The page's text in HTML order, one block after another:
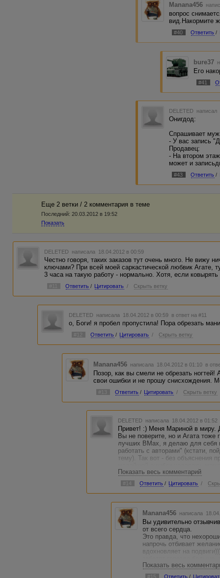
Manana456
вопрос
вид.Накормите
#40 Ответить /
bure37
Его
#41
DELETED
Онигдод:
Спрашивает
- У вас запись
Продавец:
- На втором
может и
#43 Ответить /
Еще 2 ветки / 2 комментария в темe
Последний: 20.03.2012 в 19:52
Показать
DELETED написала 18.04.2012 в 00:59
Честно говоря, таких заказов тут очень много. Не вижу
ключами? При всей моей саркастической любвик Агате,
3 часа на такую работу - нормально. Хотя, если
#11 Ответить / Цитировать / Скрыть ветку
DELETED написала 18.04.2012 в 00:59 в ответ на #11
о, Боги! я пробел пропустила! Пора обрезать
#12 Ответить / Цитировать / Скрыть ветку
Manana456 написала 18.04.2012 в 01:10 в
Позор, как вы смели не обрезать
свои ошибки и не прошу снисхождения.
#13 Ответить / Цитировать / Скрыть ветку
DELETED написала 18.04.2012 в
Привет! :) Меня Мариной в миру.
Вы не поверите, но и Агата тоже
лучших ВМах, я делаю для себя
работать с авторами" (кстати,
тему). Так вот - без объяснения
В противном случае всё
донельзя, ловящий кайф от
стоит - мало ли больных на
Я прекрасно понимаю Вас,
обращаясь к гринсиду. И на
работать не могла - так
хороших, адекватных
Вы не переживайте! У Леди я
работы оказалась )))
P.S.: но ошибки, конечно же нас
Показать весь комментарий
#14 Ответить / Цитировать /
Manana456 написала
Вы удивительно
от всего сердца.
Это правда, что
напрочь отбивает
вдохновляет на
черепушке. Во-первых,
эту секунду миллион. А
Показать весь
#15 Ответить /